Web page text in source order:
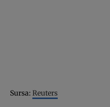
Sursa: Reuters